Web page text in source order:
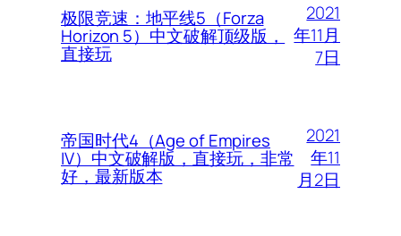
极限竞速：地平线5（Forza
Horizon 5）中文破解顶级版，
直接玩
2021
年11月
7日
帝国时代4（Age of Empires
IV）中文破解版，直接玩，非常
好，最新版本
2021
年11
月2日